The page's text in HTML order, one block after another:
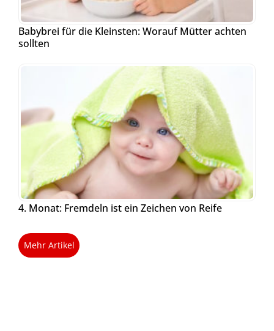
Babybrei für die Kleinsten: Worauf Mütter achten
sollten
4. Monat: Fremdeln ist ein Zeichen von Reife
Mehr Artikel